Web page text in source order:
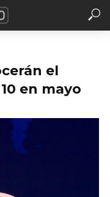
el
en mayo